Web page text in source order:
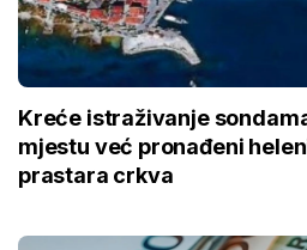
Kreće istraživanje
mjestu već pronađeni
prastara crkva